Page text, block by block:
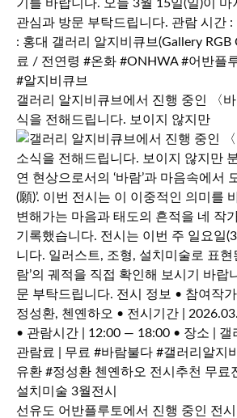
갤러리 알지비큐브에서 진행 중인 〈
식을 전해드립니다. 보이지 않지만
선유도 어반플루토에서 진행 중인 전시